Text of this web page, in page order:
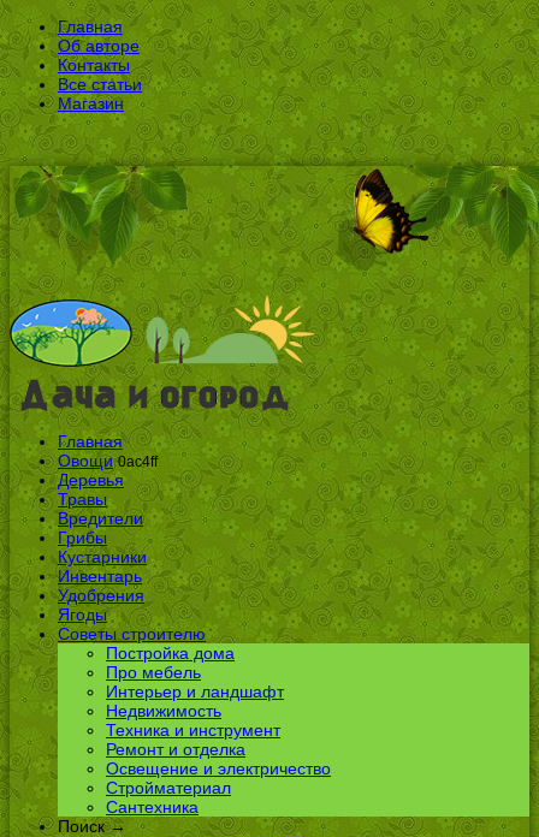
Главная
Об авторе
Контакты
Все статьи
Магазин
Главная
Овощи 0ac4ff
Деревья
Травы
Вредители
Грибы
Кустарники
Инвентарь
Удобрения
Ягоды
Советы строителю
Постройка дома
Про мебель
Интерьер и ландшафт
Недвижимость
Техника и инструмент
Ремонт и отделка
Освещение и электричество
Стройматериал
Сантехника
Поиск →